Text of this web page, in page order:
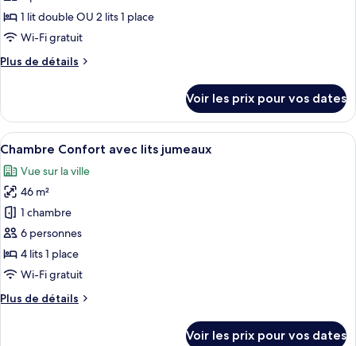
ce
type
chambre :
1 lit double OU 2 lits 1 place
Wi-Fi gratuit
Plus de détails
Plus
le
type
de
Chambre
Voir les prix pour vos dates
Afficher
toutes
les
photos
pour
ce
type
de
chambre :
Chambre
Couette en duvet d'oie, coffres-forts
11
Chambre Confort avec lits jumeaux
Vue sur la ville
46 m²
1 chambre
6 personnes
4 lits 1 place
Wi-Fi gratuit
Plus de détails
Plus
Voir les prix pour vos dates